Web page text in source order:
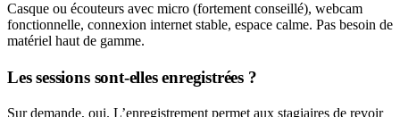
Casque ou écouteurs avec micro (fortement conseillé), webcam
fonctionnelle, connexion internet stable, espace calme. Pas besoin de
matériel haut de gamme.
Les sessions sont-elles enregistrées ?
Sur demande, oui. L’enregistrement permet aux stagiaires de revoir